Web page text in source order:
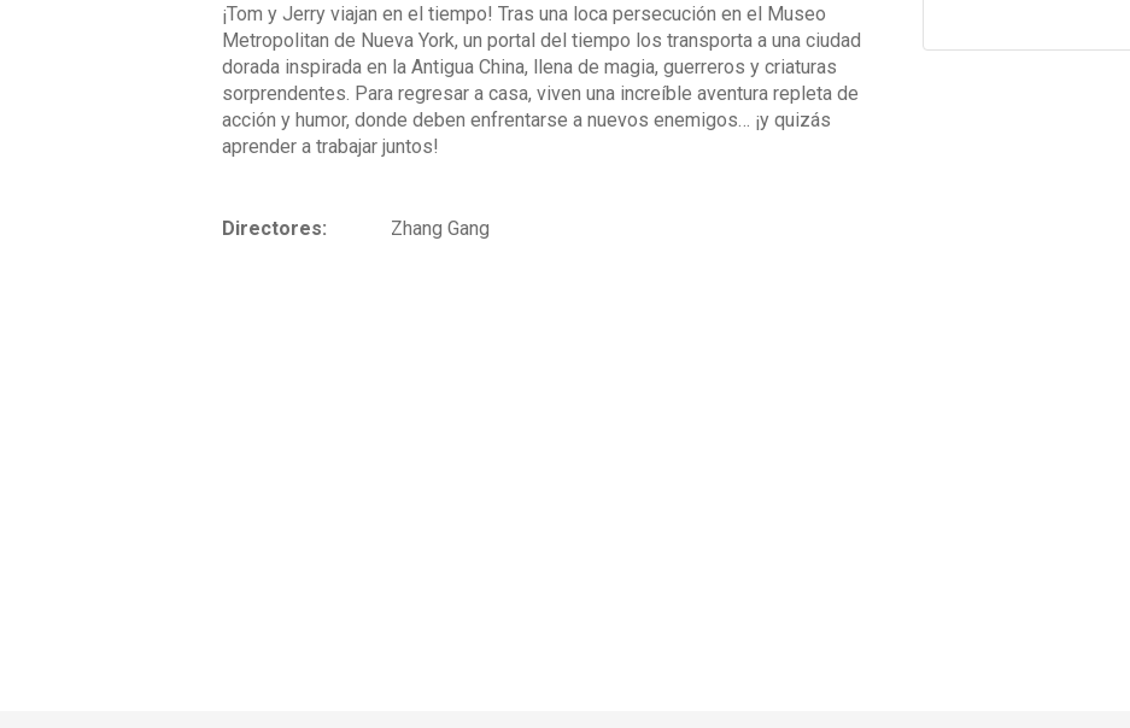
¡Tom y Jerry viajan en el tiempo! Tras una loca persecución en el Museo
Metropolitan de Nueva York, un portal del tiempo los transporta a una ciudad
dorada inspirada en la Antigua China, llena de magia, guerreros y criaturas
sorprendentes. Para regresar a casa, viven una increíble aventura repleta de
acción y humor, donde deben enfrentarse a nuevos enemigos… ¡y quizás
aprender a trabajar juntos!
Directores: Zhang Gang